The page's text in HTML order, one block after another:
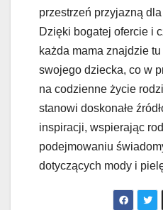
przestrzeń przyjazną
Dzięki bogatej ofercie i
każda mama znajdzie
swojego dziecka, co w
na codzienne życie
stanowi doskonałe
inspiracji, wspierając
podejmowaniu
dotyczących mody i